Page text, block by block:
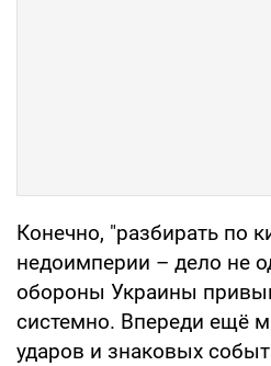
Конечно, "разбирать по
недоимперии – дело не
обороны Украины
системно. Впереди ещё
ударов и знаковых